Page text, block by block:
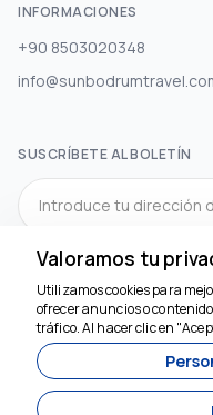
INFORMACIONES
+90 8503020348
SUSCRÍBETE AL BOLETÍN
MEDIOS DE COMUNICACIÓN
Valoramos tu
Utilizamos cookies para
ofrecer anuncios o
tráfico. Al hacer clic en